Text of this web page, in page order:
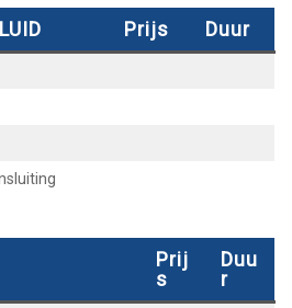
Prijs Duur
Prij
S
Duu
R